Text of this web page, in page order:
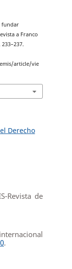
fundar
a Franco
233–237.
article/vie
Derecho
Revista de
.